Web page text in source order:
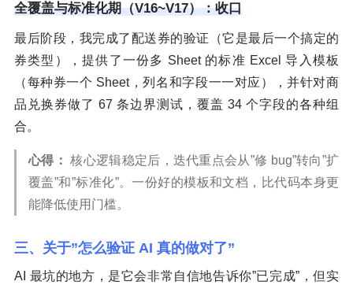
全覆盖与标准化期（V16~V17）：收口
最后阶段，我完成了配送券的验证（它是最后一个搞定的
券类型），提供了一份多 Sheet 的标准 Excel 导入模板
（每种券一个 Sheet，列名和字段一一对应），并针对商
品兑换券做了 67 条边界测试，覆盖 34 个字段的各种组
合。
心得： 核心逻辑稳定后，迭代重点会从”修 bug”转向”扩
覆盖”和”标准化”。一份好的模板和文档，比代码本身更
能降低使用门槛。
三、关于”怎么验证 AI 真的做对了”
AI 最坑的地方，是它会非常自信地告诉你”已完成”，但实